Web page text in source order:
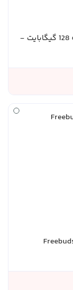
تبلت هوآوی مدل Matepad T10S حافظه 128 گیگابایت -